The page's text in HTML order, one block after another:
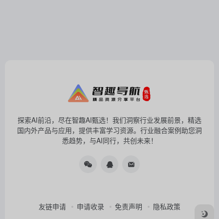
探索AI前沿，尽在智趣AI甄选！我们洞察行业发展前景，精选
国内外产品与应用，提供丰富学习资源。行业融合案例助您洞
悉趋势，与AI同行，共创未来！
友链申请 申请收录 免责声明 隐私政策